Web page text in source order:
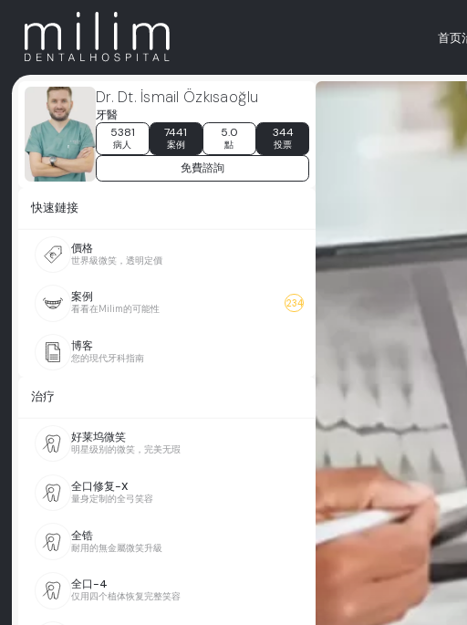
首页
Dr. Dt. İsmail Özkısaoğlu
牙醫
5381
病人
7441
案例
5.0
點
344
投票
免費諮詢
快速鏈接
價格
世界級微笑，透明定價
案例
看看在Milim的可能性 234
博客
您的現代牙科指南
治疗
好莱坞微笑
明星级别的微笑，完美无瑕
全口修复-X
量身定制的全弓笑容
全锆
耐用的無金屬微笑升級
全口-4
仅用四个植体恢复完整笑容